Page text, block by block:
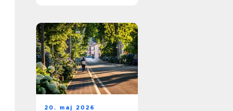
20. maj 2026